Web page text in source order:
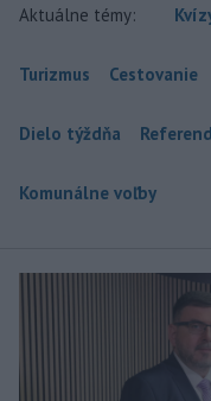
Aktuálne témy:
Turizmus Cestovanie
Dielo týždňa
Komunálne voľby